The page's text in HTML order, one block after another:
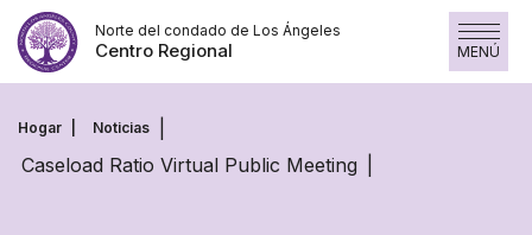
Skip
to
content
Norte del condado de Los Ángeles
Centro Regional MENÚ
Hogar Noticias
Caseload Ratio Virtual Public Meeting